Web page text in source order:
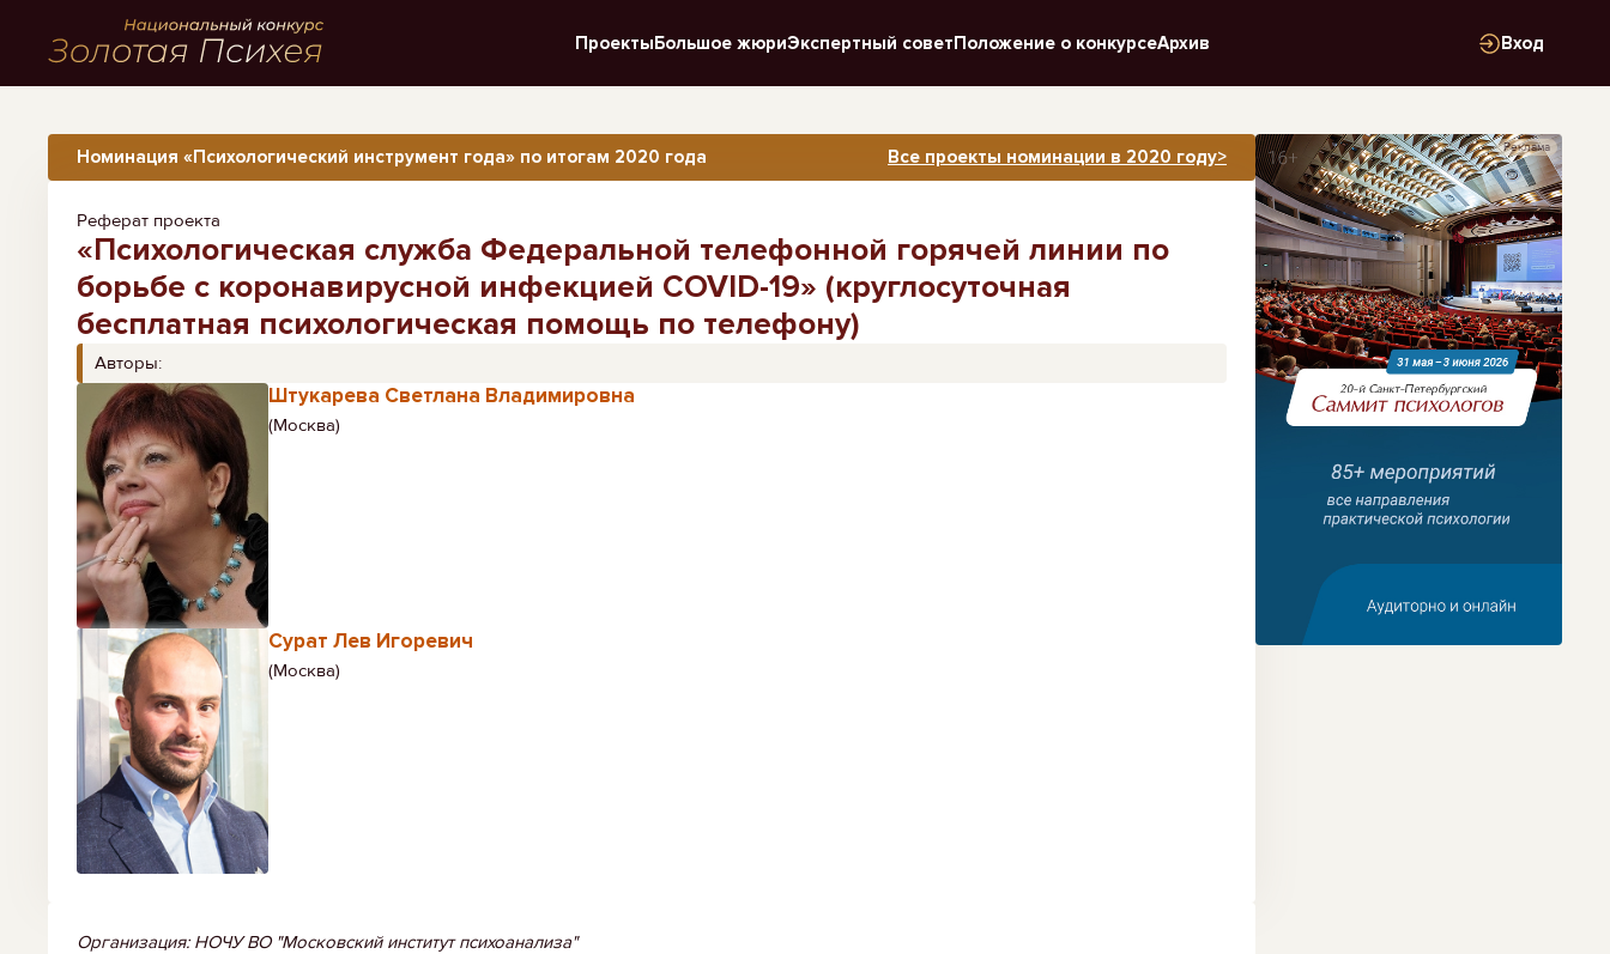
Вход
ПроектыБольшое жюриЭкспертный советПоложение о конкурсеАрхив
Номинация «Психологический инструмент года» по итогам 2020 года Все проекты номинации в 2020 году>
Реферат проекта
«Психологическая служба Федеральной телефонной горячей линии по
борьбе с коронавирусной инфекцией COVID-19» (круглосуточная
бесплатная психологическая помощь по телефону)
Авторы:
Штукарева Светлана Владимировна
(Москва)
Сурат Лев Игоревич
(Москва)
Организация: НОЧУ ВО "Московский институт психоанализа"
Реклама